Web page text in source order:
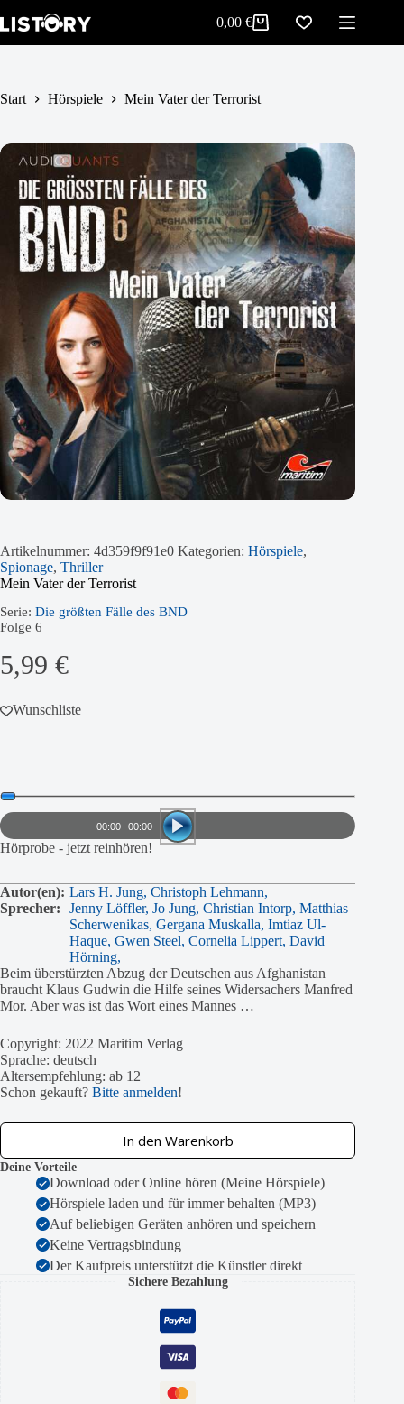
Inhalt 5,99 € In den Warenkorb
Warenkorb
0,00€
Start Hörspiele Mein Vater der Terrorist
Artikelnummer: 4d359f9f91e0 Kategorien: Hörspiele,
Spionage, Thriller
Mein Vater der Terrorist
Serie: Die größten Fälle des BND
Folge 6
5,99 €
Wunschliste
Audio-
Player
00:00 00:00
Hörprobe - jetzt reinhören!
Autor(en): Lars H. Jung, Christoph Lehmann,
Sprecher:
Jenny Löffler, Jo Jung, Christian Intorp, Matthias
Scherwenikas, Gergana Muskalla, Imtiaz Ul-
Haque, Gwen Steel, Cornelia Lippert, David
Hörning,
Beim überstürzten Abzug der Deutschen aus Afghanistan
braucht Klaus Gudwin die Hilfe seines Widersachers Manfred
Mor. Aber was ist das Wort eines Mannes …
Copyright: 2022 Maritim Verlag
Sprache: deutsch
Altersempfehlung: ab 12
Schon gekauft? Bitte anmelden!
In den Warenkorb
Deine Vorteile
Download oder Online hören (Meine Hörspiele)
Hörspiele laden und für immer behalten (MP3)
Auf beliebigen Geräten anhören und speichern
Keine Vertragsbindung
Der Kaufpreis unterstützt die Künstler direkt
Sichere Bezahlung